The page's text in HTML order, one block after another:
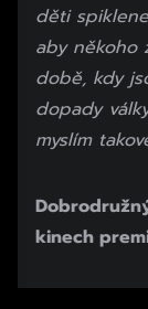
děti
aby někoho
době, kdy
dopady
myslím
kinech